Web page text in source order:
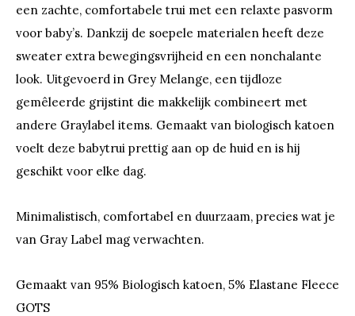
een zachte, comfortabele trui met een relaxte pasvorm
voor baby’s. Dankzij de soepele materialen heeft deze
sweater extra bewegingsvrijheid en een nonchalante
look. Uitgevoerd in Grey Melange, een tijdloze
gemêleerde grijstint die makkelijk combineert met
andere Graylabel items. Gemaakt van biologisch katoen
voelt deze babytrui prettig aan op de huid en is hij
geschikt voor elke dag.
Minimalistisch, comfortabel en duurzaam, precies wat je
van Gray Label mag verwachten.
Gemaakt van 95% Biologisch katoen, 5% Elastane Fleece
GOTS